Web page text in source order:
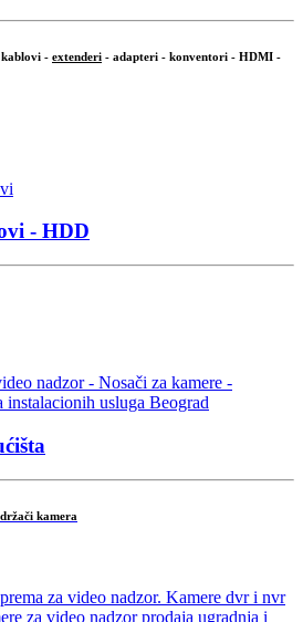
- extenderi - adapteri - konventori - HDMI -
- HDD
kamera